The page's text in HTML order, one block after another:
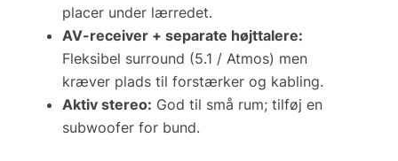
placer under lærredet.
AV-receiver + separate højttalere:
Fleksibel surround (5.1 / Atmos) men
kræver plads til forstærker og kabling.
Aktiv stereo: God til små rum; tilføj en
subwoofer for bund.